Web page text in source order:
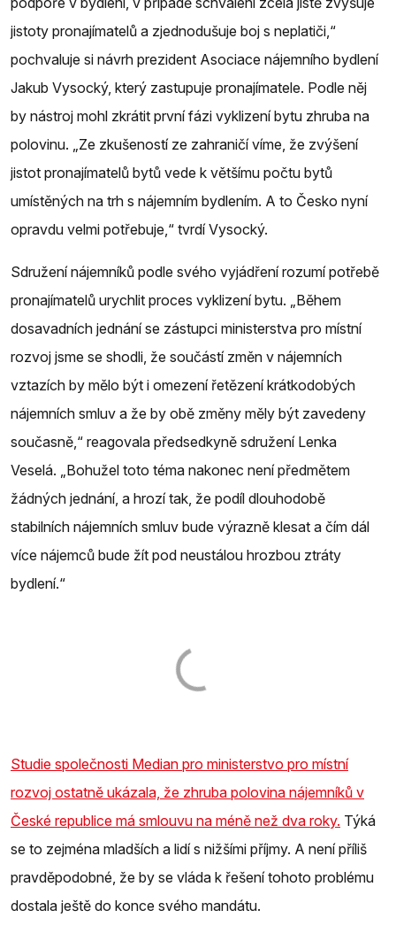
jistoty pronajímatelů a zjednodušuje boj s neplatiči,“
pochvaluje si návrh prezident Asociace nájemního bydlení
Jakub Vysocký, který zastupuje pronajímatele. Podle něj
by nástroj mohl zkrátit první fázi vyklizení bytu zhruba na
polovinu. „Ze zkušeností ze zahraničí víme, že zvýšení
jistot pronajímatelů bytů vede k většímu počtu bytů
umístěných na trh s nájemním bydlením. A to Česko nyní
opravdu velmi potřebuje,“ tvrdí Vysocký.
Sdružení nájemníků podle svého vyjádření rozumí potřebě
pronajímatelů urychlit proces vyklizení bytu. „Během
dosavadních jednání se zástupci ministerstva pro místní
rozvoj jsme se shodli, že součástí změn v nájemních
vztazích by mělo být i omezení řetězení krátkodobých
nájemních smluv a že by obě změny měly být zavedeny
současně,“ reagovala předsedkyně sdružení Lenka
Veselá. „Bohužel toto téma nakonec není předmětem
žádných jednání, a hrozí tak, že podíl dlouhodobě
stabilních nájemních smluv bude výrazně klesat a čím dál
více nájemců bude žít pod neustálou hrozbou ztráty
bydlení.“
Studie společnosti Median pro ministerstvo pro místní
rozvoj ostatně ukázala, že zhruba polovina nájemníků v
České republice má smlouvu na méně než dva roky. Týká
se to zejména mladších a lidí s nižšími příjmy. A není příliš
pravděpodobné, že by se vláda k řešení tohoto problému
dostala ještě do konce svého mandátu.